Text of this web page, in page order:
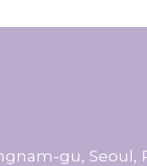
gu, Seoul,